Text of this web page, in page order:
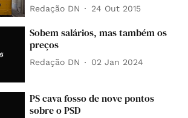
Redação DN 24 Out 2015
Sobem salários, mas também os
preços
Redação DN 02 Jan 2024
PS cava fosso de nove pontos
sobre o PSD